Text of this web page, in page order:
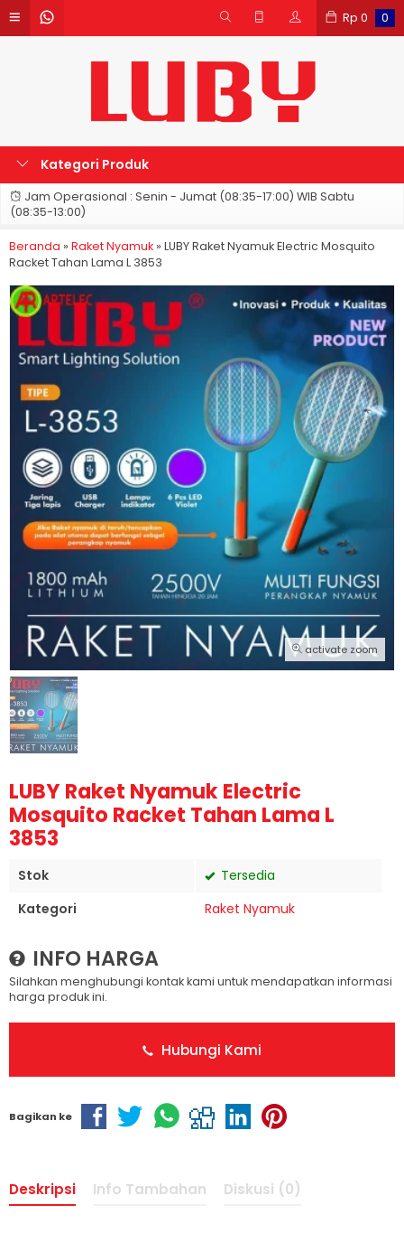
Rp 0 0
Kategori Produk
Jam Operasional : Senin - Jumat (08:35-17:00) WIB Sabtu
(08:35-13:00)
Beranda » Raket Nyamuk » LUBY Raket Nyamuk Electric Mosquito
Racket Tahan Lama L 3853
activate zoom
LUBY Raket Nyamuk Electric
Mosquito Racket Tahan Lama L
3853
Stok
Tersedia
Kategori
Raket Nyamuk
INFO HARGA
Silahkan menghubungi kontak kami untuk mendapatkan informasi
harga produk ini.
Hubungi Kami
Bagikan ke
Deskripsi Info Tambahan Diskusi (0)